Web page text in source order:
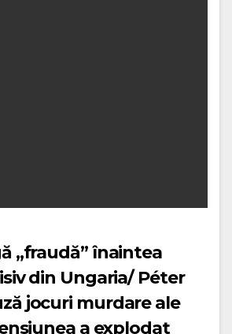
„fraudă” înaintea
din Ungaria/ Péter
jocuri murdare ale
a explodat